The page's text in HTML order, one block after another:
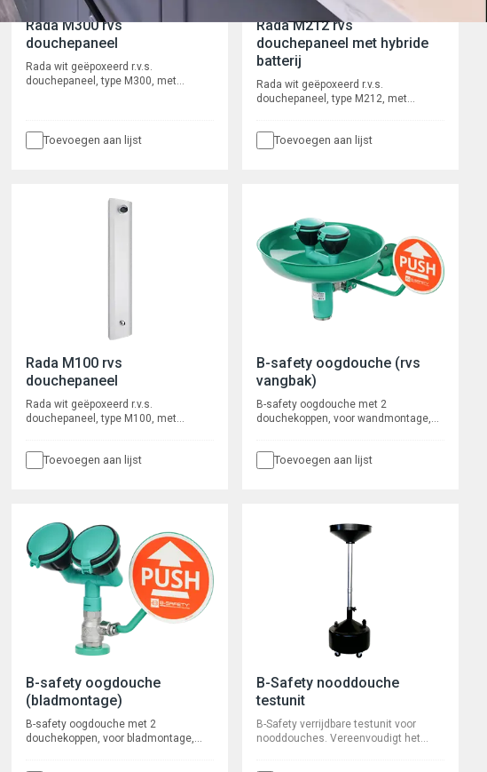
Rada M300 rvs
douchepaneel
Rada wit geëpoxeerd r.v.s.
douchepaneel, type M300, met
Rada Pulse infraroodbediening.
Spoeltijd instelbaar, cyclusspoeling
flexibele slangaansluitingen ½” wartel.
Toevoegen aan lijst
Rada M212 rvs
douchepaneel met hybride
batterij
Rada wit geëpoxeerd r.v.s.
douchepaneel, type M212, met
zelfsluitend met piëzo
waterbesparende douchekop, type
Rada VR106RC. Met afsluiters en
flexibele slangaansluitingen met
½” wartel voor boven- of
achteraansluiting.
Toevoegen aan lijst
Rada M100 rvs
douchepaneel
Rada wit geëpoxeerd r.v.s.
douchepaneel, type M100, met
thermostaatkraan. Waterbesparend
binnenwerk. Spoeltijd ca. 30
seconden. Met waterbesparende
douchekop, type Rada VR106RC,
kogelafsluiters en flexibele
slangaansluitingen ½” wartel.
Toevoegen aan lijst
B-safety oogdouche (rvs
vangbak)
B-safety oogdouche met 2
douchekoppen, voor wandmontage,
binnendraad. Afvoer 5/4" buitendraad.
Toevoegen aan lijst
B-safety oogdouche
(bladmontage)
B-safety oogdouche met 2
douchekoppen, voor bladmontage,
B-Safety nooddouche
testunit
B-Safety verrijdbare testunit voor
nooddouches. Vereenvoudigt het